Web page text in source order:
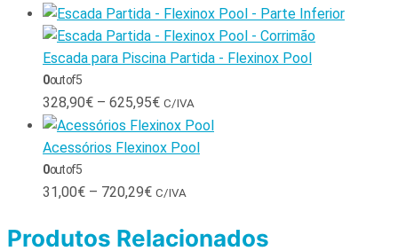
Escada para Piscina Partida - Flexinox Pool
0out of 5
328,90€ – 625,95€ C/IVA
Acessórios Flexinox Pool
0out of 5
31,00€ – 720,29€ C/IVA
Produtos Relacionados